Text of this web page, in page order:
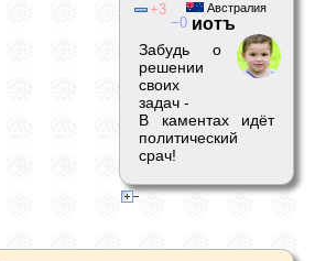
Австралия
3
0 иотъ
Забудь о
решении
своих
задач -
В каментах идёт
политический
срач!